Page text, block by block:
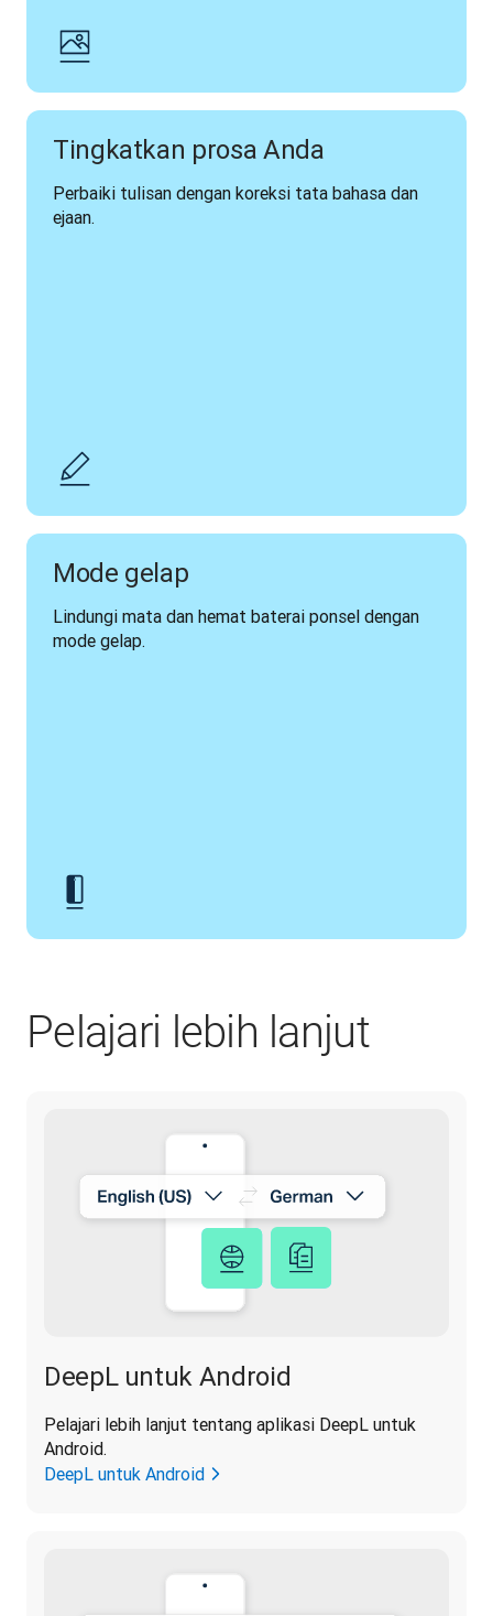
Tingkatkan prosa Anda
Perbaiki tulisan dengan koreksi tata bahasa dan
ejaan.
Mode gelap
Lindungi mata dan hemat baterai ponsel dengan
mode gelap.
Pelajari lebih lanjut
DeepL untuk Android
Pelajari lebih lanjut tentang aplikasi DeepL untuk
Android.
DeepL untuk Android